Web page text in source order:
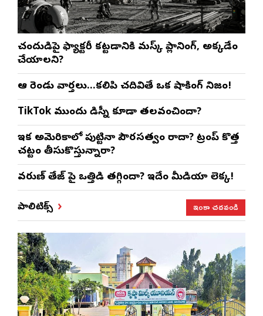
చంద్రుడిపై ఫ్యాక్టరీ కట్టడానికి మస్క్ ప్లానింగ్, అక్కడేం
చేయాలని?
ఆ రెండు వార్తలు…కలిపి చదివితే ఒక షాకింగ్ నిజం!
TikTok ముందు డిస్నీ కూడా తలవంచిందా?
ఇక అమెరికాలో పుట్టినా పౌరసత్వం రాదా? ట్రంప్ కొత్త
చట్టం తీసుకొస్తున్నారా?
వరుణ్ తేజ్‌ పై ఒత్తిడి తగ్గిందా? ఇదేం మీడియా లెక్క!
పాలిటిక్స్ ఇంకా చదవండి